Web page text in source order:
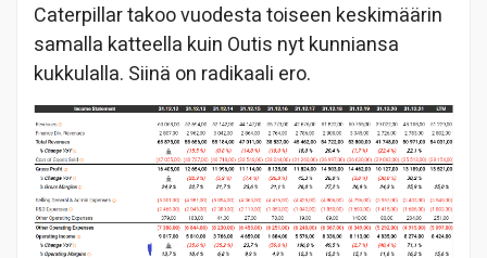
Caterpillar takoo vuodesta toiseen keskimäärin
samalla katteella kuin Outis nyt kunniansa
kukkulalla. Siinä on radikaali ero.